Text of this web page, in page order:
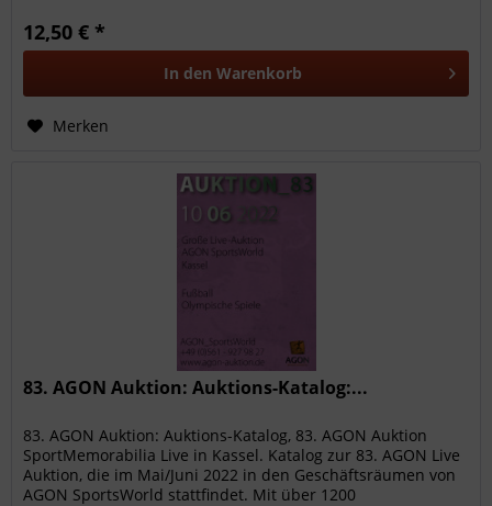
12,50 € *
In den Warenkorb
Merken
83. AGON Auktion: Auktions-Katalog:...
83. AGON Auktion: Auktions-Katalog, 83. AGON Auktion
SportMemorabilia Live in Kassel. Katalog zur 83. AGON Live
Auktion, die im Mai/Juni 2022 in den Geschäftsräumen von
AGON SportsWorld stattfindet. Mit über 1200